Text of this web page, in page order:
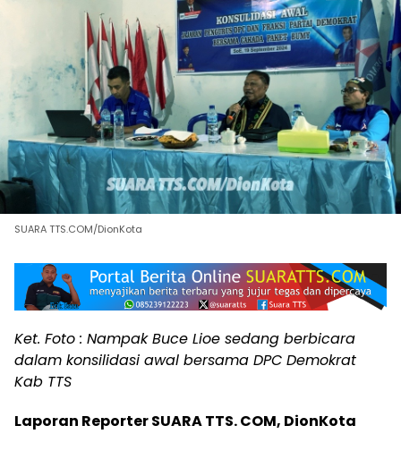
SUARA TTS.COM/DionKota
Ket. Foto : Nampak Buce Lioe sedang berbicara
dalam konsilidasi awal bersama DPC Demokrat
Kab TTS
Laporan Reporter SUARA TTS. COM, DionKota